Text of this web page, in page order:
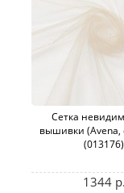
Сетка
вышивки (Avena,
(013176)
1344 р.